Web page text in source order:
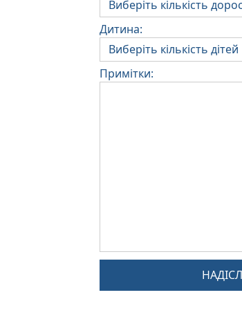
Дитина:
Примітки: